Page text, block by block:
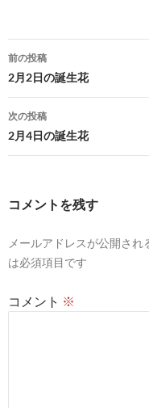
投
稿
ナ
ビ
ゲ
ョ
前の投稿
2月2日の誕生花
次の投稿
2月4日の誕生花
コメントを残す
メールアドレスが公開され
は必須項目です
コメント ※